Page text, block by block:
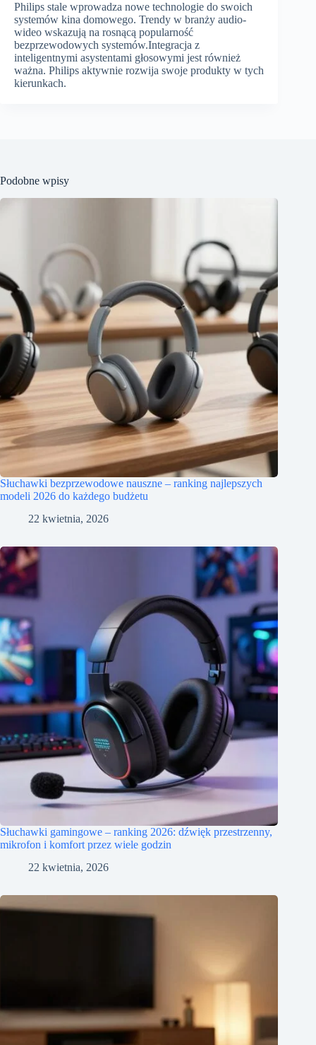
Philips stale wprowadza nowe technologie do swoich
systemów kina domowego. Trendy w branży audio-
wideo wskazują na rosnącą popularność
bezprzewodowych systemów.Integracja z
inteligentnymi asystentami głosowymi jest również
ważna. Philips aktywnie rozwija swoje produkty w tych
kierunkach.
Podobne wpisy
Słuchawki bezprzewodowe nauszne – ranking najlepszych
modeli 2026 do każdego budżetu
22 kwietnia, 2026
Słuchawki gamingowe – ranking 2026: dźwięk przestrzenny,
mikrofon i komfort przez wiele godzin
22 kwietnia, 2026